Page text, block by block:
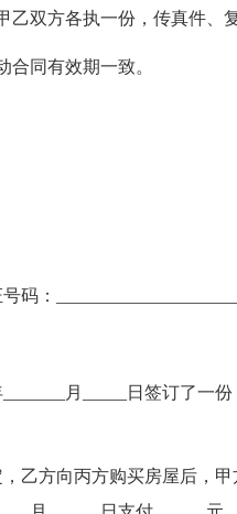
乙双方各执一份，传真件、
合同有效期一致。
码：
月_____日签订了一
乙方向丙方购买房屋后，